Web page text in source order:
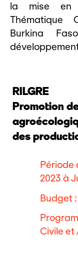
la mise en
Thématique
Burkina
RILGRE
Promotion
des
Période
2023 à
Budget
Civile et